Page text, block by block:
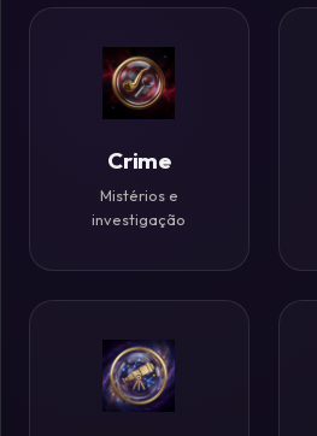
Mistérios
Históricos
Ótica
Desafios
Crime
Mistérios e
investigação